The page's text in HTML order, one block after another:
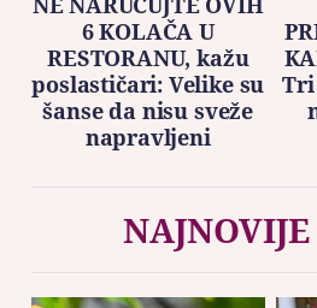
6 KOLAČA U
RESTORANU, kažu
poslastičari: Velike su
šanse da nisu sveže
napravljeni
Tri